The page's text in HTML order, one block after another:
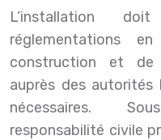
L’installation
réglementations
construction et de
auprès des autorités
nécessaires.
responsabilité civile